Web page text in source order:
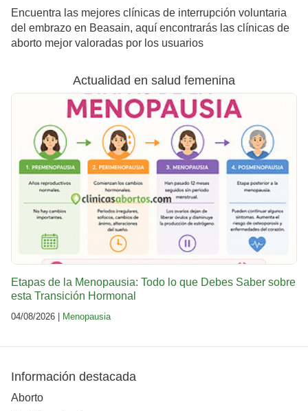
Encuentra las mejores clínicas de interrupción voluntaria
del embrazo en Beasain, aquí encontrarás las clínicas de
aborto mejor valoradas por los usuarios
Actualidad en salud femenina
Etapas de la Menopausia: Todo lo que Debes Saber sobre
esta Transición Hormonal
04/08/2026 | Menopausia
Información destacada
Aborto